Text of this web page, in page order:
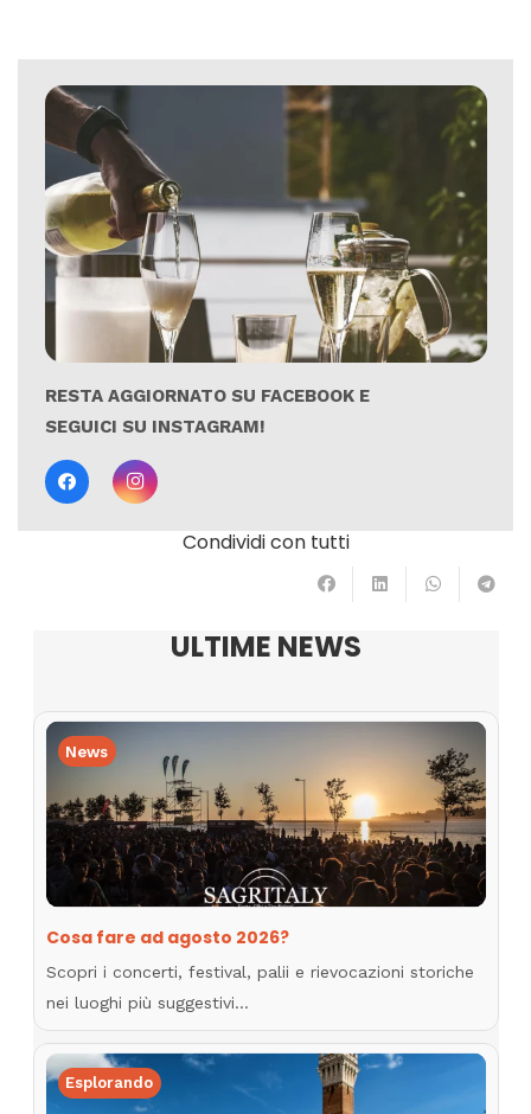
RESTA AGGIORNATO SU FACEBOOK E
SEGUICI SU INSTAGRAM!
Condividi con tutti
ULTIME NEWS
News
Cosa fare ad agosto 2026?
Scopri i concerti, festival, palii e rievocazioni storiche
nei luoghi più suggestivi…
Esplorando